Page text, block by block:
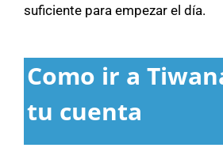
suficiente para empezar el día.
Como ir a
tu cuenta